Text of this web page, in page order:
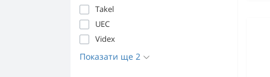
Takel
UEC
Videx
Показати ще 2